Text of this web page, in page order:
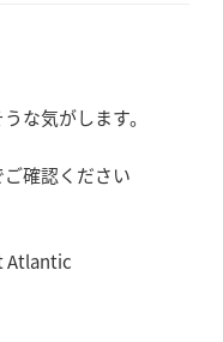
な気がします。
ご確認ください
Atlantic